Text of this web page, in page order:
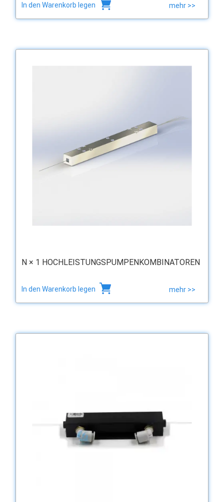
In den Warenkorb legen mehr >>
N × 1 HOCHLEISTUNGSPUMPENKOMBINATOREN
In den Warenkorb legen mehr >>